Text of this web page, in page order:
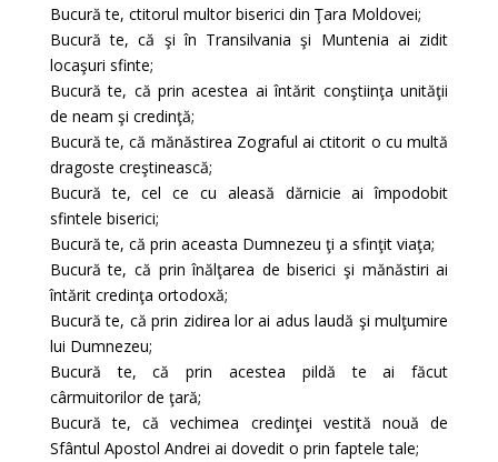
Bucură te, ctitorul multor biserici din Ţara Moldovei;
Bucură te, că şi în Transilvania şi Muntenia ai zidit
locaşuri sfinte;
Bucură te, că prin acestea ai întărit conştiinţa unităţii
de neam şi credinţă;
Bucură te, că mănăstirea Zograful ai ctitorit o cu multă
dragoste creştinească;
Bucură te, cel ce cu aleasă dărnicie ai împodobit
sfintele biserici;
Bucură te, că prin aceasta Dumnezeu ţi a sfinţit viaţa;
Bucură te, că prin înălţarea de biserici şi mănăstiri ai
întărit credinţa ortodoxă;
Bucură te, că prin zidirea lor ai adus laudă şi mulţumire
lui Dumnezeu;
Bucură te, că prin acestea pildă te ai făcut
cârmuitorilor de ţară;
Bucură te, că vechimea credinţei vestită nouă de
Sfântul Apostol Andrei ai dovedit o prin faptele tale;